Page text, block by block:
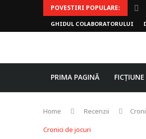
POVESTIRI POPULARE:
GHIDUL COLABORATORULUI
PRIMA PAGINĂ FICȚIUNE
Home Recenzii
Cronici de jocuri